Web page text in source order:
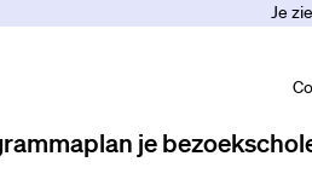
Je
plan je bezoek